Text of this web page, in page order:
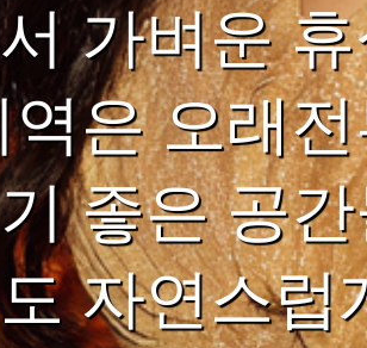
가벼운
역은 오래
좋은 공
자연스럽